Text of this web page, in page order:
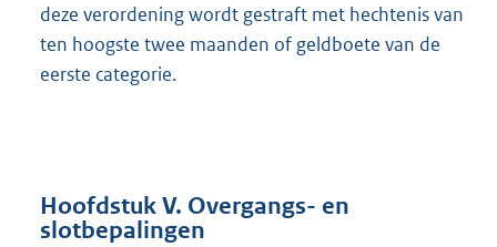
deze verordening wordt gestraft met hechtenis van
ten hoogste twee maanden of geldboete van de
eerste categorie.
Hoofdstuk V. Overgangs- en
slotbepalingen